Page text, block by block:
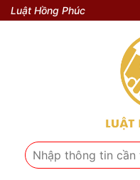
Luật Hồng Phúc